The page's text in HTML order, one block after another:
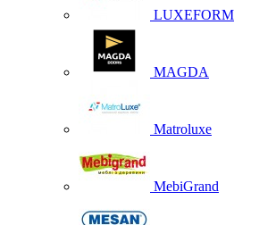
LUXEFORM
MAGDA
Matroluxe
MebiGrand